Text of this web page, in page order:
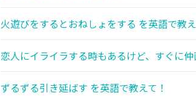
火遊びをするとおねしょをする を英語で教
恋人にイライラする時もあるけど、すぐに
ずるずる引き延ばす を英語で教えて！